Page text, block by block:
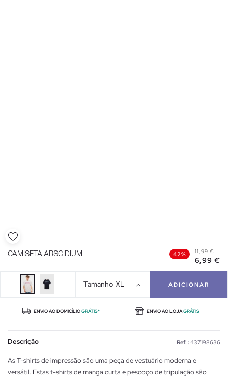
CAMISETA ARSCIDIUM 42% 11,99 €
6,99 €
Tamanho XL ADICIONAR
ENVIO AO DOMICÍLIOGRÁTIS* ENVIO AO LOJAGRÁTIS
Descrição Ref. : 437198636
As T-shirts de impressão são uma peça de vestuário moderna e
versátil. Estas t-shirts de manga curta e pescoço de tripulação são